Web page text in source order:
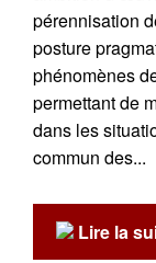
pérennisation
posture
phénomènes
permettant de
dans les
commun des...
Lire la